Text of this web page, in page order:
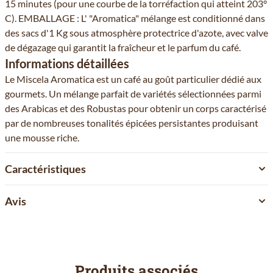
15 minutes (pour une courbe de la torréfaction qui atteint 203°
C). EMBALLAGE : L' "Aromatica" mélange est conditionné dans
des sacs d'1 Kg sous atmosphère protectrice d'azote, avec valve
de dégazage qui garantit la fraîcheur et le parfum du café.
Informations détaillées
Le Miscela Aromatica est un café au goût particulier dédié aux
gourmets. Un mélange parfait de variétés sélectionnées parmi
des Arabicas et des Robustas pour obtenir un corps caractérisé
par de nombreuses tonalités épicées persistantes produisant
une mousse riche.
Caractéristiques
Avis